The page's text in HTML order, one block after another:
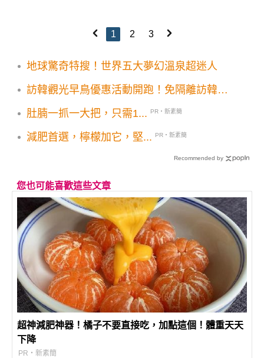
1 2 3
地球驚奇特搜！世界五大夢幻溫泉超迷人
訪韓觀光早鳥優惠活動開跑！免隔離訪韓觀
肚腩一抓一大把，只需1...
PR・新素簡
減肥首選，檸檬加它，堅... PR・新素簡
Recommended by
您也可能喜歡這些文章
超神減肥神器！橘子不要直接吃，加點這個！體重天天
下降
PR・新素簡